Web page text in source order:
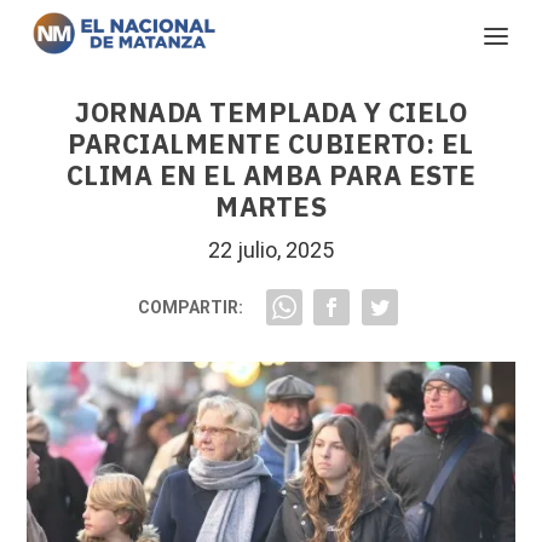
JORNADA TEMPLADA Y CIELO
PARCIALMENTE CUBIERTO: EL
CLIMA EN EL AMBA PARA ESTE
MARTES
22 julio, 2025
COMPARTIR: